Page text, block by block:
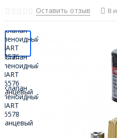
Оставить отзыв В